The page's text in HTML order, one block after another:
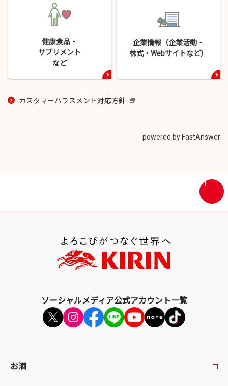
健康食品・
サプリメント
など
企業情報（企業活動・
株式・ Webサイトなど）
カスタマーハラスメント対応方針 新
き
powered by FastAnswer
画
面
ソーシャルメディア公式アカウント一覧
お酒